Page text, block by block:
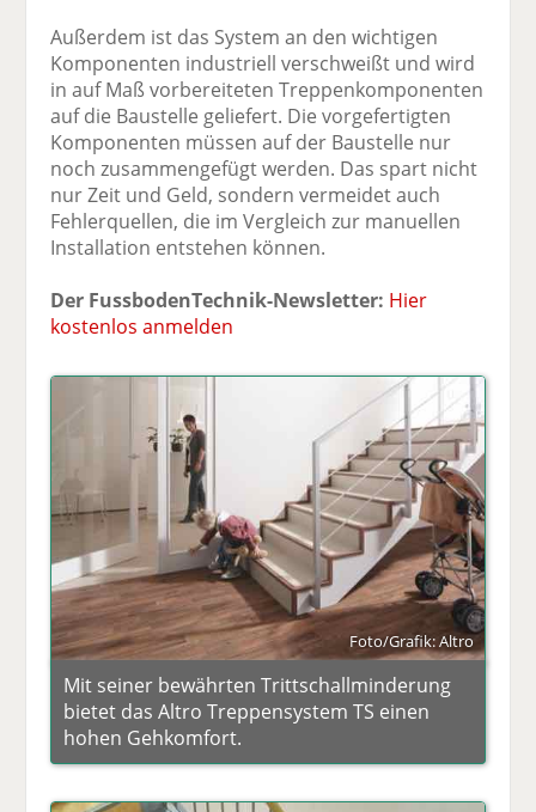
Außerdem ist das System an den wichtigen
Komponenten industriell verschweißt und wird
in auf Maß vorbereiteten Treppenkomponenten
auf die Baustelle geliefert. Die vorgefertigten
Komponenten müssen auf der Baustelle nur
noch zusammengefügt werden. Das spart nicht
nur Zeit und Geld, sondern vermeidet auch
Fehlerquellen, die im Vergleich zur manuellen
Installation entstehen können.
Der FussbodenTechnik-Newsletter: Hier
kostenlos anmelden
Foto/Grafik: Altro
Mit seiner bewährten Trittschallminderung
bietet das Altro Treppensystem TS einen
hohen Gehkomfort.